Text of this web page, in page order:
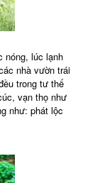
nóng, lúc lạnh
nhà vườn trái
trong tư thế
vạn thọ như
như: phát lộc